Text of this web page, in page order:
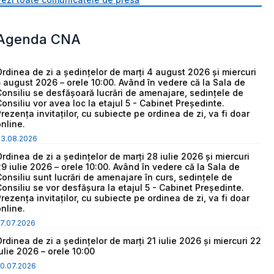
CNA
de zi a ședințelor de marți 4 august 2026 și miercuri
august 2026 – orele 10:00. Având în vedere că la Sala de
se desfășoară lucrări de amenajare, sedințele de
vor avea loc la etajul 5 - Cabinet Președinte.
invitaților, cu subiecte pe ordinea de zi, va fi doar
de zi a ședințelor de marți 28 iulie 2026 și miercuri
iulie 2026 – orele 10:00. Având în vedere că la Sala de
sunt lucrări de amenajare în curs, sedințele de
se vor desfășura la etajul 5 - Cabinet Președinte.
invitaților, cu subiecte pe ordinea de zi, va fi doar
de zi a ședințelor de marți 21 iulie 2026 și miercuri 22
2026 – orele 10:00